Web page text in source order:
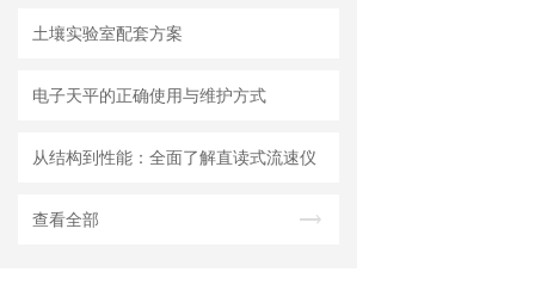
土壤实验室配套方案
电子天平的正确使用与维护方式
从结构到性能：全面了解直读式流速仪
查看全部